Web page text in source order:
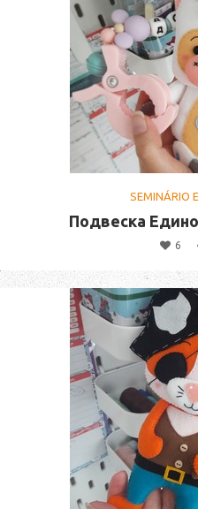
SEMINÁRIO
Подвеска
6